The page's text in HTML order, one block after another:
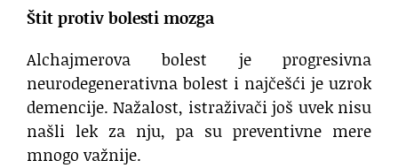
Štit protiv bolesti mozga
Alchajmerova bolest je progresivna
neurodegenerativna bolest i najčešći je uzrok
demencije. Nažalost, istraživači još uvek nisu
našli lek za nju, pa su preventivne mere
mnogo važnije.